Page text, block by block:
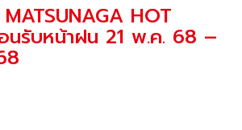
HOT
นรับหน้าฝน 21 พ.ค. 68 –